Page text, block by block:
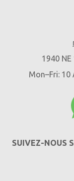
1940
Mon–Fri: 10
SUIVEZ-NOUS